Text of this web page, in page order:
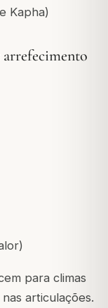
Kapha)
arrefecimento
para climas
articulações.